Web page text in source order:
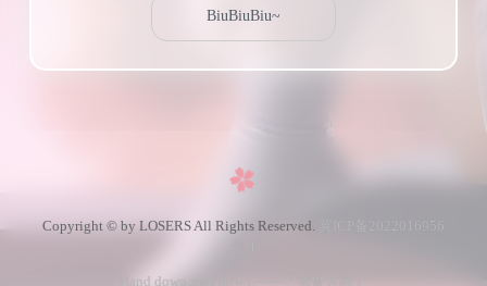
Copyright © by LOSERS All Rights Reserved.
冀ICP备2022016956
Hand down,man down.——「德鲁大叔」